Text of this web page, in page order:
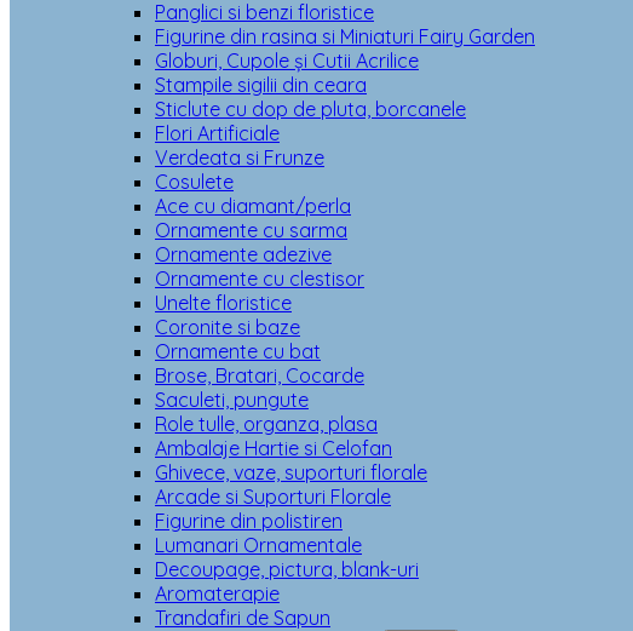
Panglici si benzi floristice
Figurine din rasina si Miniaturi Fairy Garden
Globuri, Cupole și Cutii Acrilice
Stampile sigilii din ceara
Sticlute cu dop de pluta, borcanele
Flori Artificiale
Verdeata si Frunze
Cosulete
Ace cu diamant/perla
Ornamente cu sarma
Ornamente adezive
Ornamente cu clestisor
Unelte floristice
Coronite si baze
Ornamente cu bat
Brose, Bratari, Cocarde
Saculeti, pungute
Role tulle, organza, plasa
Ambalaje Hartie si Celofan
Ghivece, vaze, suporturi florale
Arcade si Suporturi Florale
Figurine din polistiren
Lumanari Ornamentale
Decoupage, pictura, blank-uri
Aromaterapie
Trandafiri de Sapun